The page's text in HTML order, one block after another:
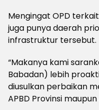
Mengingat OPD
juga punya daerah
infrastruktur tersebut.
“Makanya kami
Babadan) lebih
diusulkan perbaikan
APBD Provinsi